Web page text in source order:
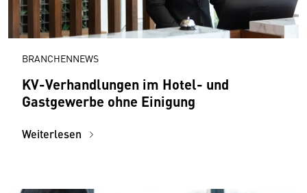
BRANCHENNEWS
KV-Verhandlungen im Hotel- und
Gastgewerbe ohne Einigung
Weiterlesen